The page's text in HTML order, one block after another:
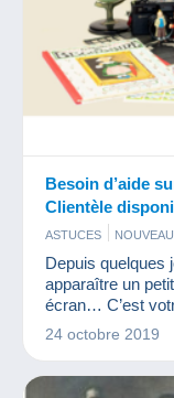
Besoin d’aide
Clientèle
ASTUCES
Depuis quelques
apparaître un
écran… C’est
24 octobre 2019